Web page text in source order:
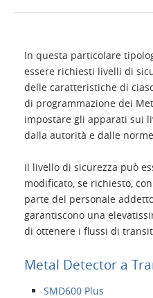
Applicazioni
Prodotti
Contatti
Login
In questa particolare
essere richiesti livelli di
delle caratteristiche di
di programmazione dei
impostare gli apparati sui
dalla autorità e dalle
Il livello di sicurezza può
modificato, se richiesto,
parte del personale
garantiscono una
di ottenere i flussi di
Metal Detector a
SMD600 Plus